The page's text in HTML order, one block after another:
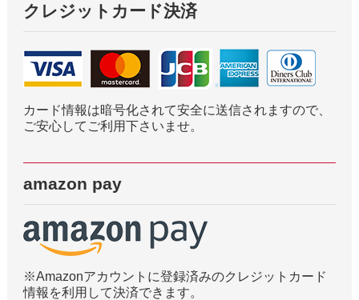
クレジットカード決済
カード情報は暗号化されて安全に送信されますので、
ご安心してご利用下さいませ。
amazon pay
※Amazonアカウントに登録済みのクレジットカード
情報を利用して決済できます。